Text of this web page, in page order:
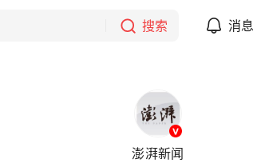
搜索 消息
澎湃新闻